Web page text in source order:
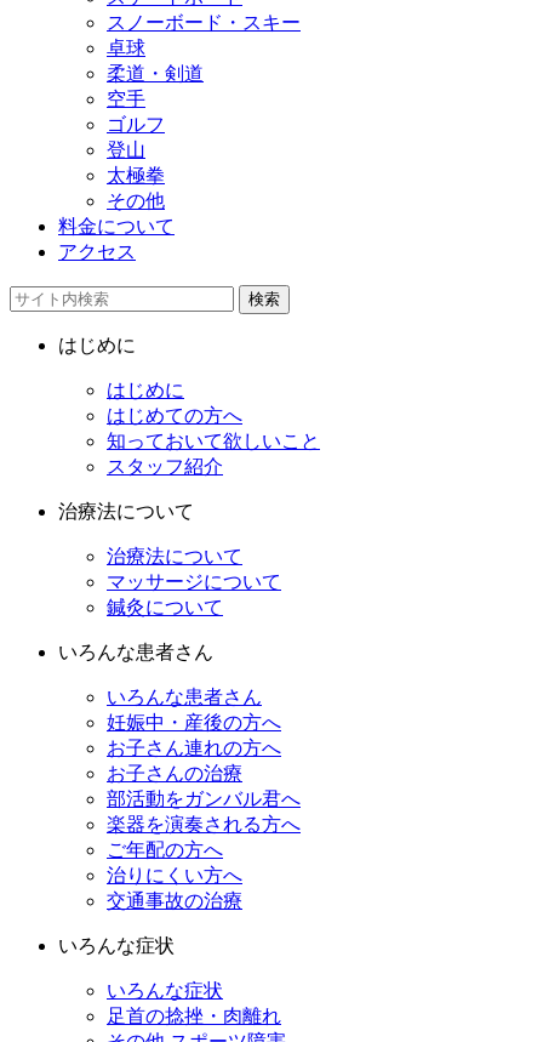
スノーボード・スキー
卓球
柔道・剣道
空手
ゴルフ
登山
太極拳
その他
料金について
アクセス
検索
はじめに
はじめに
はじめての方へ
知っておいて欲しいこと
スタッフ紹介
治療法について
治療法について
マッサージについて
鍼灸について
いろんな患者さん
いろんな患者さん
妊娠中・産後の方へ
お子さん連れの方へ
お子さんの治療
部活動をガンバル君へ
楽器を演奏される方へ
ご年配の方へ
治りにくい方へ
交通事故の治療
いろんな症状
いろんな症状
足首の捻挫・肉離れ